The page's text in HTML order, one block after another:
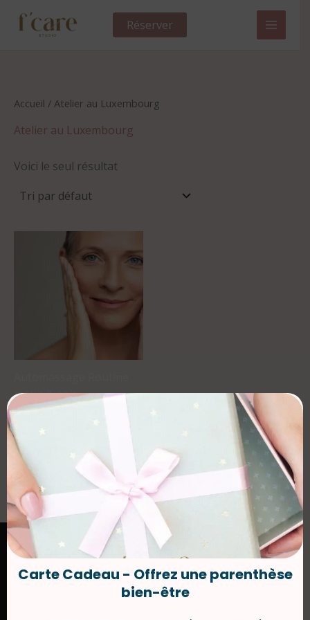
contenu
Réserver
Accueil / Atelier au Luxembourg
Atelier au Luxembourg
Voici le seul résultat
matin & soir
Carte Cadeau - Offrez une parenthèse
bien-être